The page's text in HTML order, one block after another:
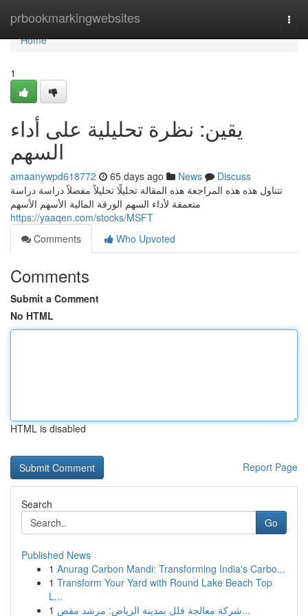
prbookmarkingwebsites
Home
Home
1
يقين: نظرة تحليلية على أداء
السهم
amaanywpd618772 65 days ago News
Discuss
تتناول هذه هذه المراجعة هذه المقالة تحليلًا تحليلاً مفصلاً دراسة دراسة
متعمقة لأداء السهم الورقة المالية الأسهم الأسهم
https://yaaqen.com/stocks/MSFT
Comments
Who Upvoted
Comments
Submit a Comment
No HTML
HTML is disabled
Report Page
Search
Go
Published News
1 Anurag Carbon Mandi: Transforming India's Carbo...
1 Transform Your Yard with Round Lake Beach Top
L...
1
شركة معالجة فلل بمدينة الرياض: مرشد مفص...